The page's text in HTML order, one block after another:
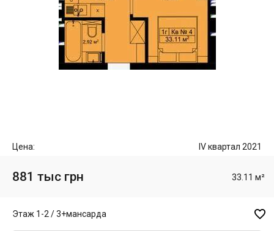
Цена: IV квартал 2021
881 тыс грн 33.11 м²
Этаж 1-2 / 3+мансарда 